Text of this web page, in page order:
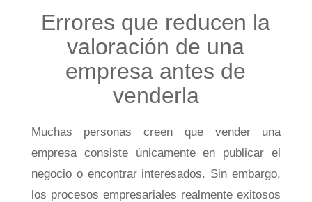
Errores que reducen la
valoración de una
empresa antes de
venderla
Muchas personas creen que vender una
empresa consiste únicamente en publicar el
negocio o encontrar interesados. Sin embargo,
los procesos empresariales realmente exitosos